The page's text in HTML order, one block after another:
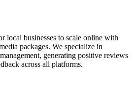
local businesses to scale online with
packages. We specialize in
generating positive reviews
across all platforms.